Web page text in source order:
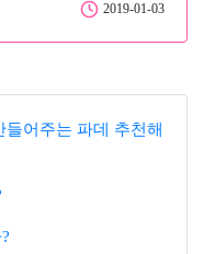
2019-01-03
어주는 파데 추천해